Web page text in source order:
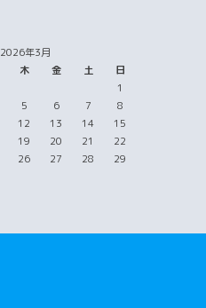
2026年3月
木 金 土
日
1
5 6 7
8
12 13 14
15
19 20 21
22
26 27 28
29